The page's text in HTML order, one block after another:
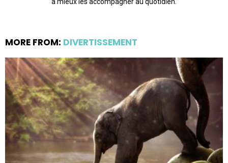
MORE FROM: DIVERTISSEMENT